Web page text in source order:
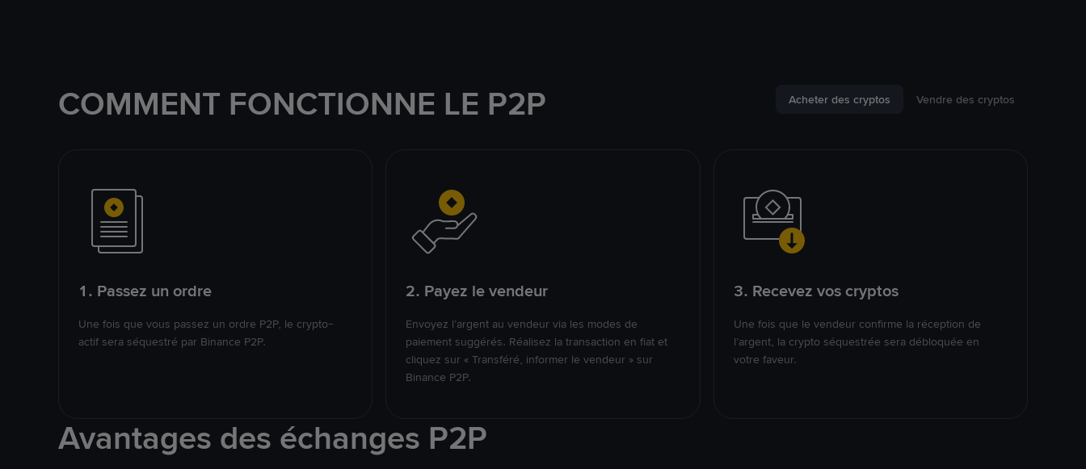
COMMENT FONCTIONNE LE P2P Acheter des cryptos Vendre des cryptos
1. Passez un ordre
Une fois que vous passez un ordre P2P, le crypto-
actif sera séquestré par Binance P2P.
2. Payez le vendeur
Envoyez l’argent au vendeur via les modes de
paiement suggérés. Réalisez la transaction en fiat et
cliquez sur « Transféré, informer le vendeur » sur
Binance P2P.
3. Recevez vos cryptos
Une fois que le vendeur confirme la réception de
l’argent, la crypto séquestrée sera débloquée en
votre faveur.
Avantages des échanges P2P